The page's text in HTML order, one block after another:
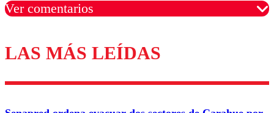
Ver comentarios
Los comentarios son moderados para garantizar un
diálogo respetuoso.
LAS MÁS LEÍDAS